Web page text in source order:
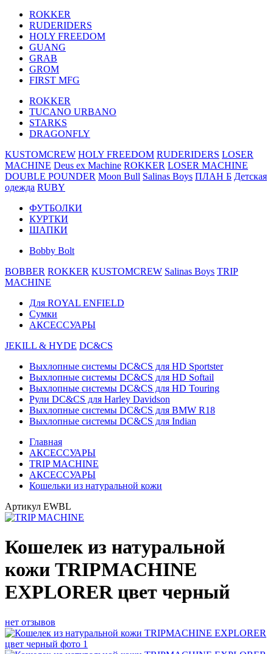
ROKKER
RUDERIDERS
HOLY FREEDOM
GUANG
GRAB
GROM
FIRST MFG
ROKKER
TUCANO URBANO
STARKS
DRAGONFLY
KUSTOMCREW HOLY FREEDOM RUDERIDERS LOSER
MACHINE Deus ex Machine ROKKER LOSER MACHINE
DOUBLE POUNDER Moon Bull Salinas Boys ПЛАН Б Детская
одежда RUBY
ФУТБОЛКИ
КУРТКИ
ШАПКИ
Bobby Bolt
BOBBER ROKKER KUSTOMCREW Salinas Boys TRIP
MACHINE
Для ROYAL ENFIELD
Сумки
АКСЕССУАРЫ
JEKILL & HYDE DC&CS
Выхлопные системы DC&CS для HD Sportster
Выхлопные системы DC&CS для HD Softail
Выхлопные системы DC&CS для HD Touring
Рули DC&CS для Harley Davidson
Выхлопные системы DC&CS для BMW R18
Выхлопные системы DC&CS для Indian
Главная
АКСЕССУАРЫ
TRIP MACHINE
АКСЕССУАРЫ
Кошельки из натуральной кожи
Артикул EWBL
Кошелек из натуральной
кожи TRIPMACHINE
EXPLORER цвет черный
нет отзывов